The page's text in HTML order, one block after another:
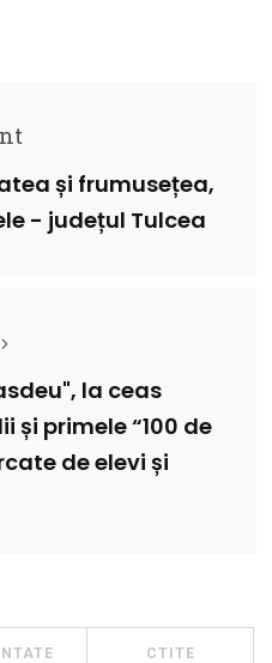
și frumusețea,
- județul Tulcea
la ceas
și primele “100 de
de elevi și
CTITE